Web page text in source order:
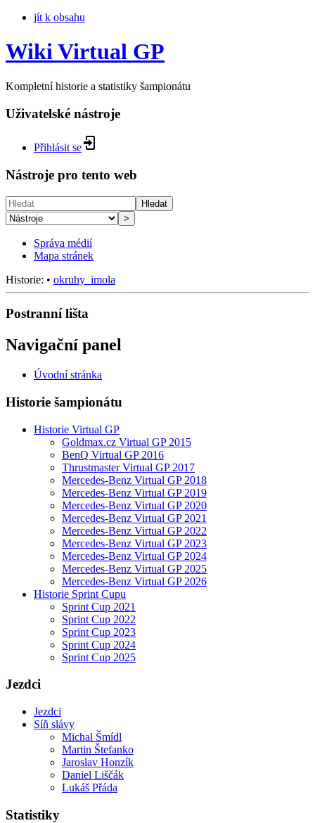
jít k obsahu
Wiki Virtual GP
Kompletní historie a statistiky šampionátu
Uživatelské nástroje
Přihlásit se
Nástroje pro tento web
Hledat
>
Správa médií
Mapa stránek
Historie: • okruhy_imola
Postranní lišta
Navigační panel
Úvodní stránka
Historie šampionátu
Historie Virtual GP
Goldmax.cz Virtual GP 2015
BenQ Virtual GP 2016
Thrustmaster Virtual GP 2017
Mercedes-Benz Virtual GP 2018
Mercedes-Benz Virtual GP 2019
Mercedes-Benz Virtual GP 2020
Mercedes-Benz Virtual GP 2021
Mercedes-Benz Virtual GP 2022
Mercedes-Benz Virtual GP 2023
Mercedes-Benz Virtual GP 2024
Mercedes-Benz Virtual GP 2025
Mercedes-Benz Virtual GP 2026
Historie Sprint Cupu
Sprint Cup 2021
Sprint Cup 2022
Sprint Cup 2023
Sprint Cup 2024
Sprint Cup 2025
Jezdci
Jezdci
Síň slávy
Michal Šmídl
Martin Štefanko
Jaroslav Honzík
Daniel Liščák
Lukáš Přáda
Statistiky